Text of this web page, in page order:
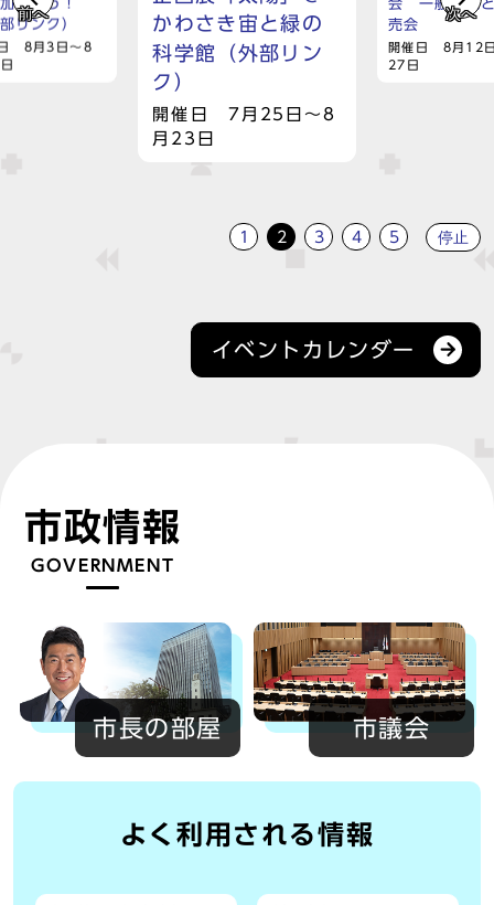
前へ
リンク）
8月3日～8
かわさき宙と緑の
科学館（外部リン
ク）
開催日 7月25日～8
月23日
売会
開催日 8月12
27日
次へ
1 2 3 4 5 停止
イベントカレンダー
市政情報
GOVERNMENT
市長の部屋 市議会
よく利用される情報